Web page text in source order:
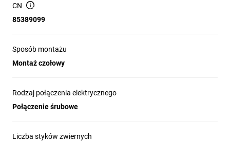
CN
85389099
Sposób montażu
Montaż czołowy
Rodzaj połączenia elektrycznego
Połączenie śrubowe
Liczba styków zwiernych